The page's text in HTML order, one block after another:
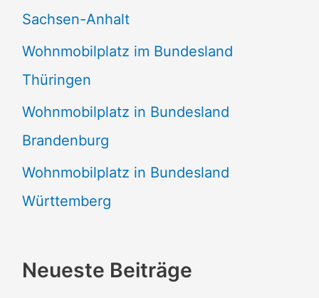
Sachsen-Anhalt
Wohnmobilplatz im Bundesland
Thüringen
Wohnmobilplatz in Bundesland
Brandenburg
Wohnmobilplatz in Bundesland
Württemberg
Neueste Beiträge